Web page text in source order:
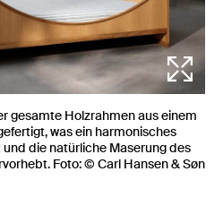
gesamte Holzrahmen aus einem
was ein harmonisches
die natürliche Maserung des
Foto: © Carl Hansen & Søn